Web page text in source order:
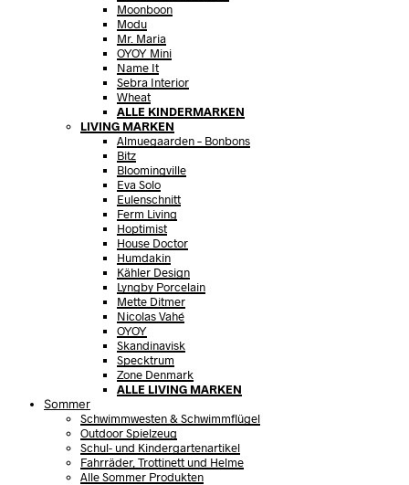
Moonboon
Modu
Mr. Maria
OYOY Mini
Name It
Sebra Interior
Wheat
ALLE KINDERMARKEN
LIVING MARKEN
Almuegaarden – Bonbons
Bitz
Bloomingville
Eva Solo
Eulenschnitt
Ferm Living
Hoptimist
House Doctor
Humdakin
Kähler Design
Lyngby Porcelain
Mette Ditmer
Nicolas Vahé
OYOY
Skandinavisk
Specktrum
Zone Denmark
ALLE LIVING MARKEN
Sommer
Schwimmwesten & Schwimmflügel
Outdoor Spielzeug
Schul- und Kindergartenartikel
Fahrräder, Trottinett und Helme
Alle Sommer Produkten